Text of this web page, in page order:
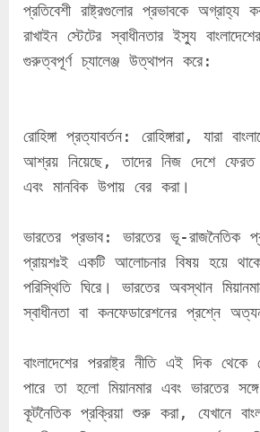
প্রতিবেশী রাষ্ট্রগুলোর প্রভাবকে অগ্রাহ্য
রাখাইন স্টেটের স্বাধীনতার ইস্যু
গুরুত্বপূর্ণ চ্যালেঞ্জ উত্থাপন করে:
রোহিঙ্গা প্রত্যাবর্তন: রোহিঙ্গারা, যারা
আশ্রয় নিয়েছে, তাদের নিজ দেশে ফেরত
এবং মানবিক উপায় বের করা।
ভারতের প্রভাব: ভারতের ভূ-রাজনৈতিক
প্রায়শঃই একটি আলোচনার বিষয় হয়ে
পরিস্থিতি ঘিরে। ভারতের অবস্থান
স্বাধীনতা বা কনফেডারেশনের প্রশ্নে
বাংলাদেশের পররাষ্ট্র নীতি এই দিক
পারে তা হলো মিয়ানমার এবং ভারতের
কূটনৈতিক প্রক্রিয়া শুরু করা, যেখানে